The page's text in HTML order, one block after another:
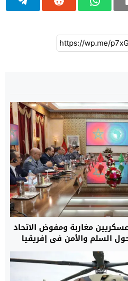
مغاربة ومفوض الاتحاد
السلم والأمن في إفريقيا